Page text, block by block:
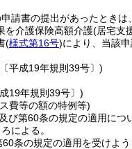
請書の提出があったときは
を介護保険高額介護(居宅支
(様式第16号)により、当該
平成19年規則39号〕)
19年規則39号〕)
費等の額の特例等)
び第60条の規定の適用につ
による。
条の規定の適用を受けよ